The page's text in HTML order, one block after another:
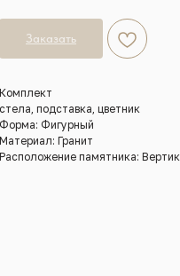
Заказать
Комплект
стела, подставка, цветник
Форма: Фигурный
Материал: Гранит
Расположение памятника: